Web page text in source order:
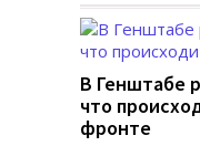
В Генштабе
что
фронте